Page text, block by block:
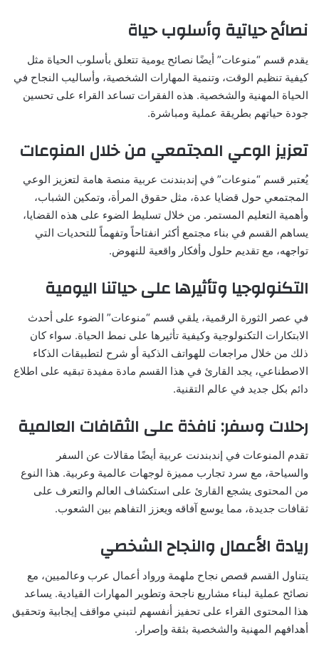
نصائح حياتية وأسلوب حياة
يقدم قسم “منوعات” أيضًا نصائح يومية تتعلق بأسلوب الحياة مثل
كيفية تنظيم الوقت، وتنمية المهارات الشخصية، وأساليب النجاح في
الحياة المهنية والشخصية. هذه الفقرات تساعد القراء على تحسين
جودة حياتهم بطريقة عملية ومباشرة.
تعزيز الوعي المجتمعي من خلال المنوعات
يُعتبر قسم “منوعات” في إندبندنت عربية منصة هامة لتعزيز الوعي
المجتمعي حول قضايا عدة، مثل حقوق المرأة، وتمكين الشباب،
وأهمية التعليم المستمر. من خلال تسليط الضوء على هذه القضايا،
يساهم القسم في بناء مجتمع أكثر انفتاحاً وتفهماً للتحديات التي
تواجهه، مع تقديم حلول وأفكار واقعية للنهوض.
التكنولوجيا وتأثيرها على حياتنا اليومية
في عصر الثورة الرقمية، يلقي قسم “منوعات” الضوء على أحدث
الابتكارات التكنولوجية وكيفية تأثيرها على نمط الحياة. سواء كان
ذلك من خلال مراجعات للهواتف الذكية أو شرح لتطبيقات الذكاء
الاصطناعي، يجد القارئ في هذا القسم مادة مفيدة تبقيه على اطلاع
دائم بكل جديد في عالم التقنية.
رحلات وسفر: نافذة على الثقافات العالمية
تقدم المنوعات في إندبندنت عربية أيضًا مقالات عن السفر
والسياحة، مع سرد تجارب مميزة لوجهات عالمية وعربية. هذا النوع
من المحتوى يشجع القارئ على استكشاف العالم والتعرف على
ثقافات جديدة، مما يوسع آفاقه ويعزز التفاهم بين الشعوب.
ريادة الأعمال والنجاح الشخصي
يتناول القسم قصص نجاح ملهمة ورواد أعمال عرب وعالميين، مع
نصائح عملية لبناء مشاريع ناجحة وتطوير المهارات القيادية. يساعد
هذا المحتوى القراء على تحفيز أنفسهم لتبني مواقف إيجابية وتحقيق
أهدافهم المهنية والشخصية بثقة وإصرار.